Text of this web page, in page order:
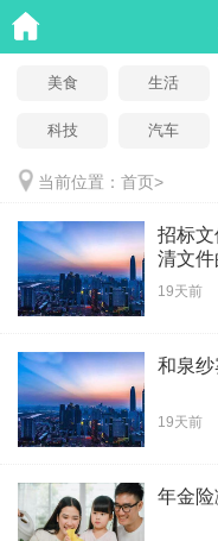
美食 生活
科技 汽车
当前位置： 首页>
招标
清文件
19天前
和泉
19天前
年金